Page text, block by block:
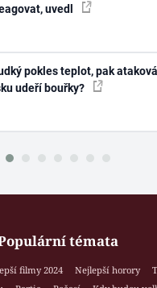
uvedl
pokles teplot, pak
udeří bouřky?
témata
filmy 2024 Nejlepší horory